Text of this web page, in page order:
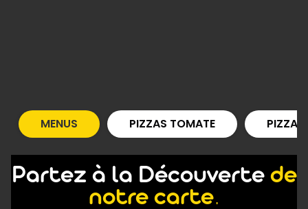
MENUS PIZZAS TOMATE PIZZAS
Partez à la Découverte de
notre carte.